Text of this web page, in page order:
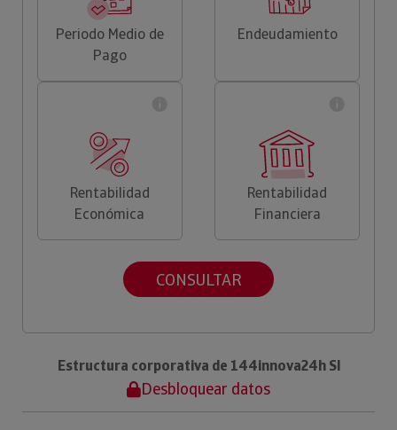
Periodo Medio de
Pago
Endeudamiento
Rentabilidad
Económica
Rentabilidad
Financiera
CONSULTAR
Estructura corporativa de 144innova24h Sl
Desbloquear datos